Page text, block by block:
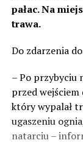
pałac. Na
trawa.
Do zdarzenia
– Po przybyciu
przed wejściem
który wypalał
ugaszeniu
natarciu –